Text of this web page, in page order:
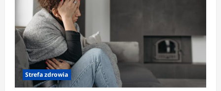
Strefa zdrowia